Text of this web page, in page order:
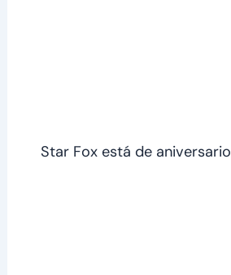
Star Fox está de aniversario